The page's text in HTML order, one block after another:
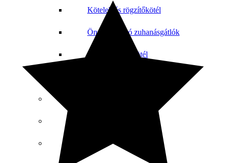
Kötelek és rögzítőkötél
Önvisszahúzó zuhanásgátlók
Zuhanásgátló kötél